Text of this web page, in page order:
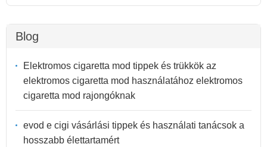
Blog
Elektromos cigaretta mod tippek és trükkök az
elektromos cigaretta mod használatához elektromos
cigaretta mod rajongóknak
evod e cigi vásárlási tippek és használati tanácsok a
hosszabb élettartamért